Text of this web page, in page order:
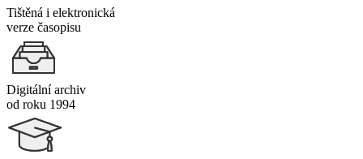
Tištěná i elektronická
verze časopisu
Digitální archiv
od roku 1994